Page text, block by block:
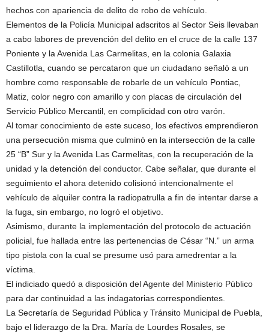
hechos con apariencia de delito de robo de vehículo.
Elementos de la Policía Municipal adscritos al Sector Seis llevaban
a cabo labores de prevención del delito en el cruce de la calle 137
Poniente y la Avenida Las Carmelitas, en la colonia Galaxia
Castillotla, cuando se percataron que un ciudadano señaló a un
hombre como responsable de robarle de un vehículo Pontiac,
Matiz, color negro con amarillo y con placas de circulación del
Servicio Público Mercantil, en complicidad con otro varón.
Al tomar conocimiento de este suceso, los efectivos emprendieron
una persecución misma que culminó en la intersección de la calle
25 “B” Sur y la Avenida Las Carmelitas, con la recuperación de la
unidad y la detención del conductor. Cabe señalar, que durante el
seguimiento el ahora detenido colisionó intencionalmente el
vehículo de alquiler contra la radiopatrulla a fin de intentar darse a
la fuga, sin embargo, no logró el objetivo.
Asimismo, durante la implementación del protocolo de actuación
policial, fue hallada entre las pertenencias de César “N.” un arma
tipo pistola con la cual se presume usó para amedrentar a la
víctima.
El indiciado quedó a disposición del Agente del Ministerio Público
para dar continuidad a las indagatorias correspondientes.
La Secretaría de Seguridad Pública y Tránsito Municipal de Puebla,
bajo el liderazgo de la Dra. María de Lourdes Rosales, se